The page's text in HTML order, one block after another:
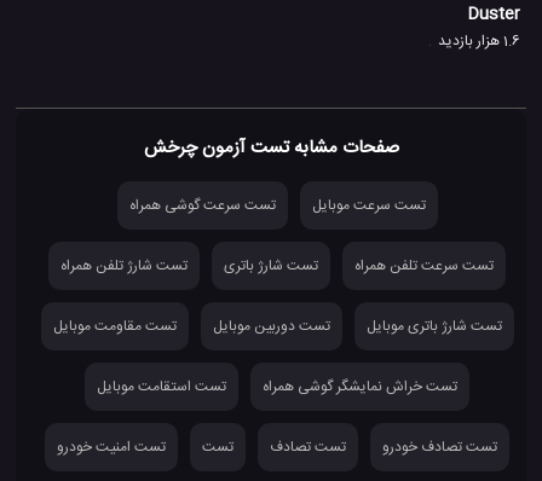
Duster
1.6 هزار بازدید
صفحات مشابه تست آزمون چرخش
تست سرعت موبایل تست سرعت گوشی همراه
تست سرعت تلفن همراه تست شارژ باتری تست شارژ تلفن همراه
تست شارژ باتری موبایل تست دوربین موبایل تست مقاومت موبایل
تست خراش نمایشگر گوشی همراه تست استقامت موبایل
تست تصادف خودرو تست تصادف تست تست امنیت خودرو